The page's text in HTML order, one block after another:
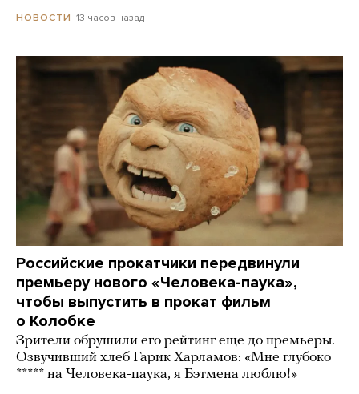
НОВОСТИ 13 часов назад
Российские прокатчики передвинули
премьеру нового «Человека-паука»,
чтобы выпустить в прокат фильм
о Колобке
Зрители обрушили его рейтинг еще до премьеры.
Озвучивший хлеб Гарик Харламов: «Мне глубоко
***** на Человека-паука, я Бэтмена люблю!»